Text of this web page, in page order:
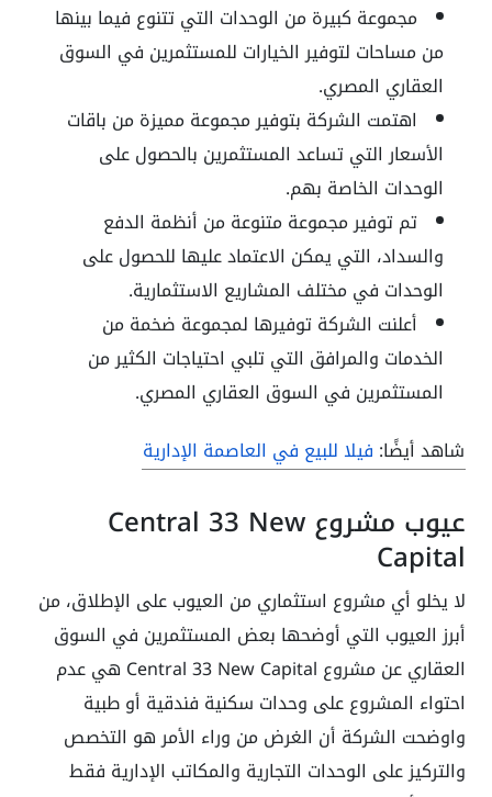
مجموعة كبيرة من الوحدات التي تتنوع فيما بينها
من مساحات لتوفير الخيارات للمستثمرين في السوق
العقاري المصري.
اهتمت الشركة بتوفير مجموعة مميزة من باقات
الأسعار التي تساعد المستثمرين بالحصول على
الوحدات الخاصة بهم.
تم توفير مجموعة متنوعة من أنظمة الدفع
والسداد، التي يمكن الاعتماد عليها للحصول على
الوحدات في مختلف المشاريع الاستثمارية.
أعلنت الشركة توفيرها لمجموعة ضخمة من
الخدمات والمرافق التي تلبي احتياجات الكثير من
المستثمرين في السوق العقاري المصري.
شاهد أيضًا: فيلا للبيع في العاصمة الإدارية
عيوب مشروع Central 33 New
Capital
لا يخلو أي مشروع استثماري من العيوب على الإطلاق، من
أبرز العيوب التي أوضحها بعض المستثمرين في السوق
العقاري عن مشروع Central 33 New Capital هي عدم
احتواء المشروع على وحدات سكنية فندقية أو طبية
واوضحت الشركة أن الغرض من وراء الأمر هو التخصص
والتركيز على الوحدات التجارية والمكاتب الإدارية فقط